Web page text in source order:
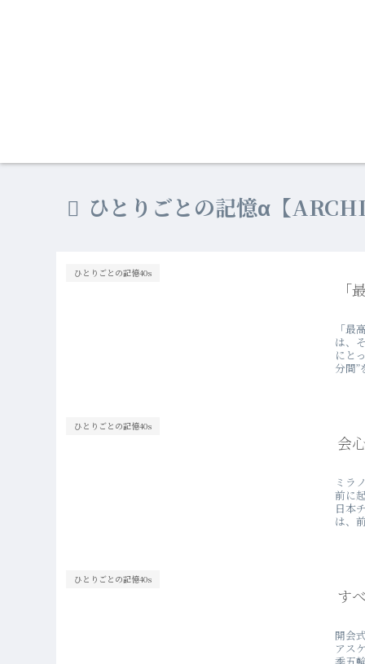
ひとりごとの記憶α【
ひとりごとの記憶40s
「
「最
は、
にと
分間
ひとりごとの記憶40s
会
ミラ
前に
日本
は、
ひとりごとの記憶40s
す
開会
アス